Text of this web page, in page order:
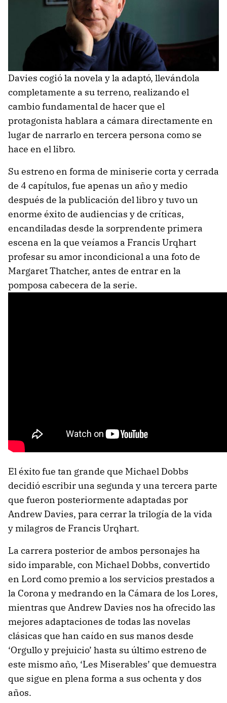
Davies cogió la novela y la adaptó, llevándola
completamente a su terreno, realizando el
cambio fundamental de hacer que el
protagonista hablara a cámara directamente en
lugar de narrarlo en tercera persona como se
hace en el libro.
Su estreno en forma de miniserie corta y cerrada
de 4 capítulos, fue apenas un año y medio
después de la publicación del libro y tuvo un
enorme éxito de audiencias y de críticas,
encandiladas desde la sorprendente primera
escena en la que veíamos a Francis Urqhart
profesar su amor incondicional a una foto de
Margaret Thatcher, antes de entrar en la
pomposa cabecera de la serie.
El éxito fue tan grande que Michael Dobbs
decidió escribir una segunda y una tercera parte
que fueron posteriormente adaptadas por
Andrew Davies, para cerrar la trilogía de la vida
y milagros de Francis Urqhart.
La carrera posterior de ambos personajes ha
sido imparable, con Michael Dobbs, convertido
en Lord como premio a los servicios prestados a
la Corona y medrando en la Cámara de los Lores,
mientras que Andrew Davies nos ha ofrecido las
mejores adaptaciones de todas las novelas
clásicas que han caído en sus manos desde
‘Orgullo y prejuicio’ hasta su último estreno de
este mismo año, ‘Les Miserables’ que demuestra
que sigue en plena forma a sus ochenta y dos
años.